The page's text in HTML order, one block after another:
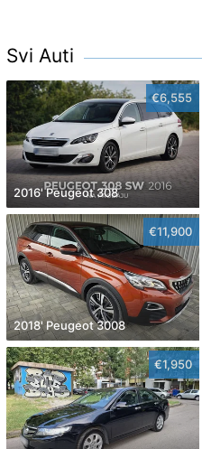
Svi Auti
€6,555
2016' Peugeot 308
€11,900
2018' Peugeot 3008
€1,950